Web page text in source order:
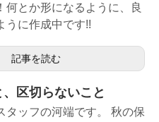
何とか形になるように、良
うに作成中です!!
記事を読む
区切らないこと
タッフの河端です。 秋の保